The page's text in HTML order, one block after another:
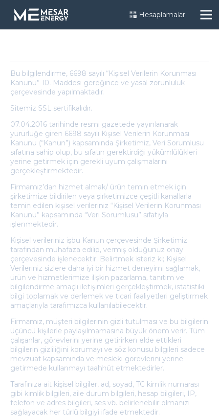
Hesaplamalar
Bu bilgilendirme, 6698 sayılı “Kişisel Verilerin Korunması
Kanunu” 10. Maddesi gereğince ve yasal zorunluluk
çerçevesinde yapılmaktadır.
Sitemiz SSL sertifikalıdır.
07.04.2016 tarihinde resmi gazetede yayınlanarak
yürürlüğe giren 6698 sayılı Kişisel Verilerin Korunması
Kanunu (“Kanun”) kapsamında Şirketimiz, Veri Sorumlusu
sıfatına sahip olup, bu sıfatın gerektirdiği yükümlülükleri
yerine getirmek için gerekli uyum çalışmalarını
gerçekleştirmektedir.
Firmamız’dan hizmet almak/ ürün temin etmek için
şirketimize bildirilen veya şirketimizce çeşitli kanallarla
temin edilen kişisel verileriniz “Kişisel Verilerin Korunması
Kanunu” kapsamında “Veri Sorumlusu” sıfatıyla
işlenmektedir.
Kişisel verileriniz işbu Kanun çerçevesinde Şirketimiz
tarafından muhafaza edilip, vermiş olduğunuz onay
çerçevesinde işlenecektir. Belirtmek isteriz ki; Kişisel
Verileriniz sizlere daha iyi bir hizmet deneyimi sağlamak,
ürün ve hizmetlerimize ilişkin pazarlama, tanıtım ve
bilgilendirme amaçlı iletişimleri gerçekleştirmek, istatistiki
bilgi toplamak ve derlemek ve ticari faaliyetleri geliştirmek
amaçlarıyla tarafımızca kullanılabilecektir.
Firmamız, müşteri bilgilerinin gizli tutulması ve bu bilgilerin
üçüncü kişilerle paylaşılmamasına büyük önem verir. Tüm
çalışanlar, görevlerini yerine getirirken elde ettikleri
bilgilerin gizliliğini korumayı ve söz konusu bilgileri sadece
mevzuat kapsamında ve mesleki görevlerini yerine
getirmede kullanmayı taahhüt etmektedirler.
Tarafınıza ait kişisel bilgiler, ad, soyad, TC kimlik numarası
gibi kimlik bilgileri, aile durum bilgileri, hesap bilgileri, IP,
telefon ve adres bilgileri, ses vb. belirlenebilir olmanızı
sağlayacak her türlü bilgiyi ifade etmektedir.